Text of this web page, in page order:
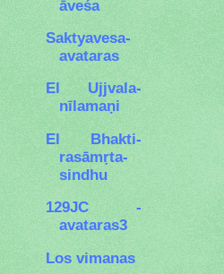
āveśa
Saktyavesa-
avataras
El Ujjvala-
nīlamaṇi
El Bhakti-
rasāmṛta-
sindhu
129JC -
avataras3
Los vimanas